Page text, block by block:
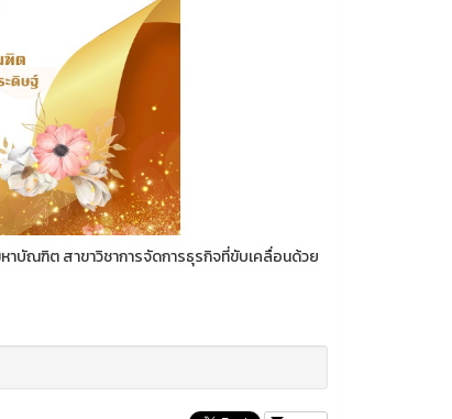
าบัณฑิต สาขาวิชาการจัดการธุรกิจที่ขับเคลื่อนด้วย